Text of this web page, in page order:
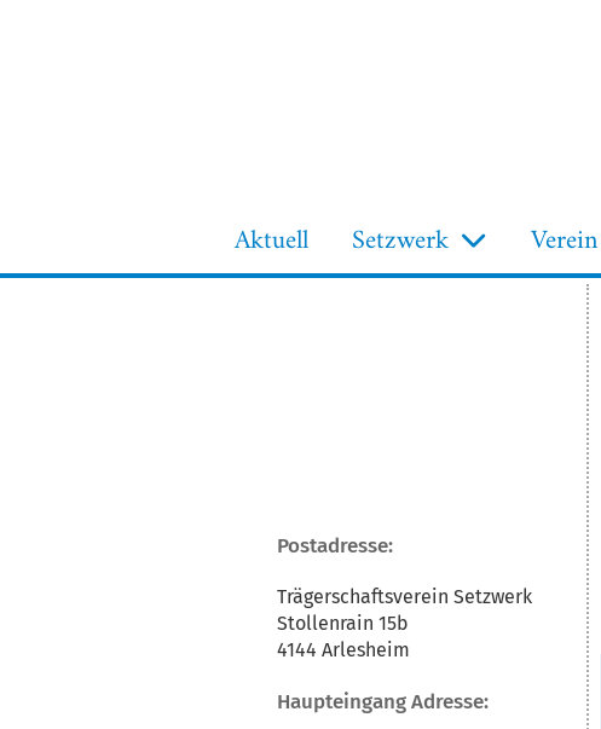
Aktuell Setzwerk Verein
Postadresse:
Trägerschaftsverein Setzwerk
Stollenrain 15b
4144 Arlesheim
Haupteingang Adresse: